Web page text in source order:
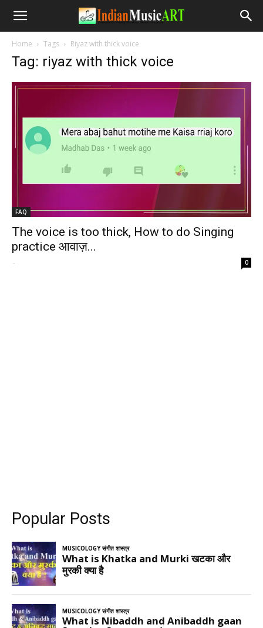
Home Tags Riyaz with thick voice
Tag: riyaz with thick voice
FAQ
The voice is too thick, How to do Singing
practice आवाज़...
- 0
Popular Posts